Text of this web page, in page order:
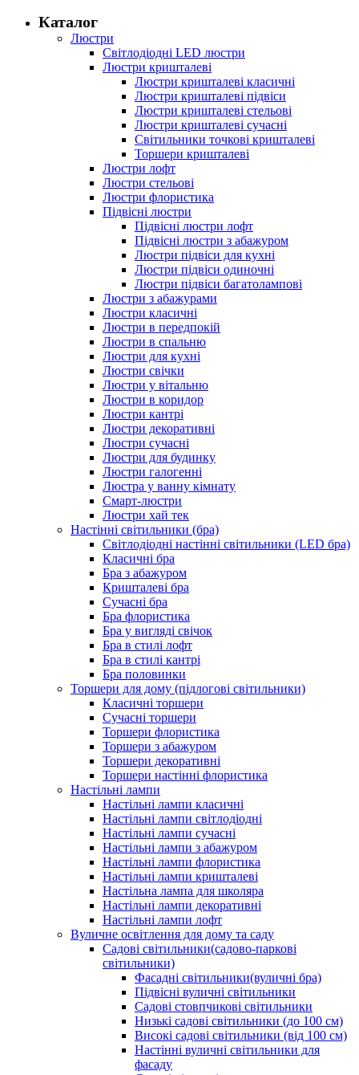
Каталог
Люстри
Світлодіодні LED люстри
Люстри кришталеві
Люстри кришталеві класичні
Люстри кришталеві підвіси
Люстри кришталеві стельові
Люстри кришталеві сучасні
Світильники точкові кришталеві
Торшери кришталеві
Люстри лофт
Люстри стельові
Люстри флористика
Підвісні люстри
Підвісні люстри лофт
Підвісні люстри з абажуром
Люстри підвіси для кухні
Люстри підвіси одиночні
Люстри підвіси багатолампові
Люстри з абажурами
Люстри класичні
Люстри в передпокій
Люстри в спальню
Люстри для кухні
Люстри свічки
Люстри у вітальню
Люстри в коридор
Люстри кантрі
Люстри декоративні
Люстри сучасні
Люстри для будинку
Люстри галогенні
Люстра у ванну кімнату
Смарт-люстри
Люстри хай тек
Настінні світильники (бра)
Світлодіодні настінні світильники (LED бра)
Класичні бра
Бра з абажуром
Кришталеві бра
Сучасні бра
Бра флористика
Бра у вигляді свічок
Бра в стилі лофт
Бра в стилі кантрі
Бра половинки
Торшери для дому (підлогові світильники)
Класичні торшери
Сучасні торшери
Торшери флористика
Торшери з абажуром
Торшери декоративні
Торшери настінні флористика
Настільні лампи
Настільні лампи класичні
Настільні лампи світлодіодні
Настільні лампи сучасні
Настільні лампи з абажуром
Настільні лампи флористика
Настільні лампи кришталеві
Настільна лампа для школяра
Настільні лампи декоративні
Настільні лампи лофт
Вуличне освітлення для дому та саду
Садові світильники(садово-паркові
світильники)
Фасадні світильники(вуличні бра)
Підвісні вуличні світильники
Садові стовпчикові світильники
Низькі садові світильники (до 100 см)
Високі садові світильники (від 100 см)
Настінні вуличні світильники для
фасаду